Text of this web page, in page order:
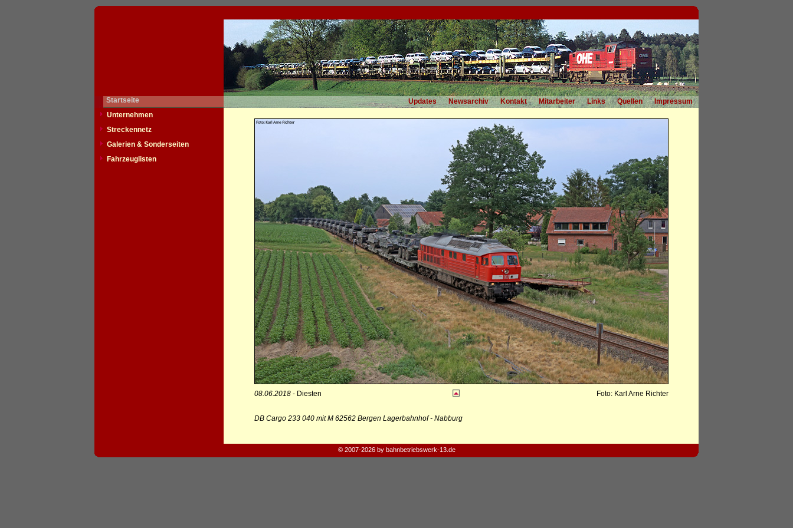
Startseite Updates Newsarchiv Kontakt Mitarbeiter Links Quellen
Impressum
Unternehmen
Streckennetz
Galerien & Sonderseiten
Fahrzeuglisten
08.06.2018- Diesten Foto: Karl Arne Richter
DB Cargo 233 040 mit M 62562 Bergen Lagerbahnhof - Nabburg
© 2007-2026 by bahnbetriebswerk-13.de